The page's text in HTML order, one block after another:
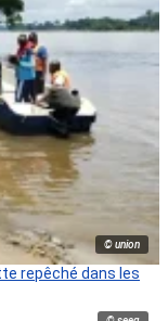
© union
repêché dans les